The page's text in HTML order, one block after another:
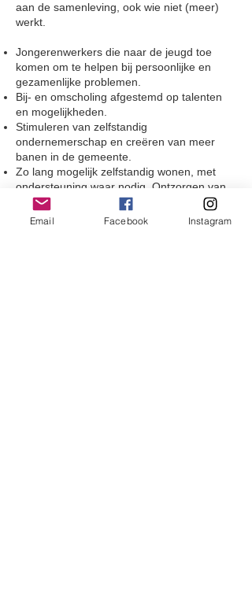
aan de samenleving, ook wie niet (meer)
werkt.
Jongerenwerkers die naar de jeugd toe
komen om te helpen bij persoonlijke en
gezamenlijke problemen.
Bij- en omscholing afgestemd op talenten
en mogelijkheden.
Stimuleren van zelfstandig
ondernemerschap en creëren van meer
banen in de gemeente.
Zo lang mogelijk zelfstandig wonen, met
ondersteuning waar nodig. Ontzorgen van
mantelzorgers via het WMO-loket en
verwijzen naar respijtzorg.
Email Facebook Instagram